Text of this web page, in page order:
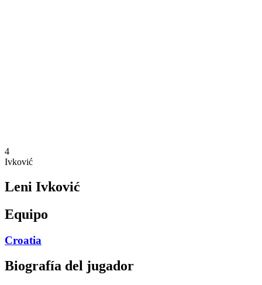
4
Ivković
Leni Ivković
Equipo
Croatia
Biografía del jugador